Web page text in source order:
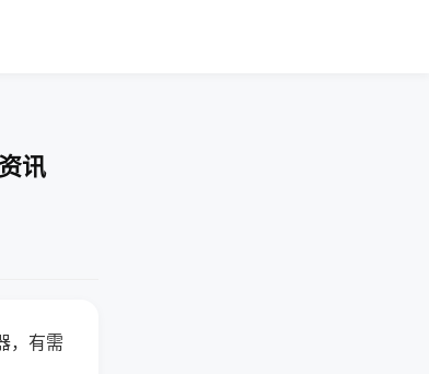
讯
，有需